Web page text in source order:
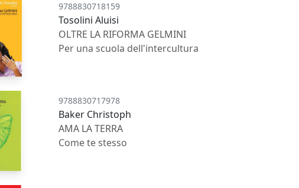
9788830718159
Tosolini Aluisi
OLTRE LA RIFORMA GELMINI
Per una scuola dell'intercultura
9788830717978
Baker Christoph
AMA LA TERRA
Come te stesso